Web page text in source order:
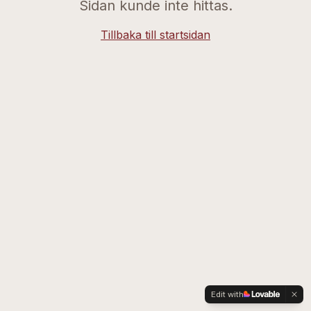
Sidan kunde inte hittas.
Tillbaka till startsidan
Edit with